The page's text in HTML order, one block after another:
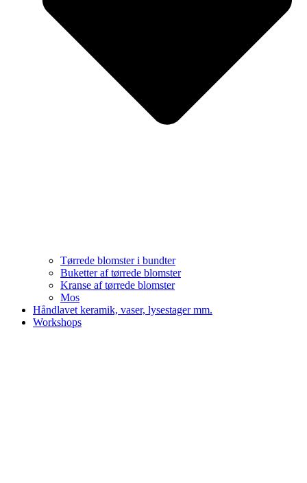
Tørrede blomster i bundter
Buketter af tørrede blomster
Kranse af tørrede blomster
Mos
Håndlavet keramik, vaser, lysestager mm.
Workshops